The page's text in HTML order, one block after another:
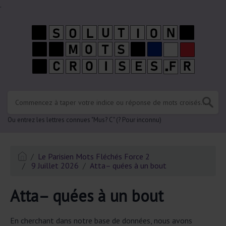
.
Ou entrez les lettres connues "Mus? C" (? Pour inconnu)
Le Parisien Mots Fléchés Force 2
9 Juillet 2026
Atta– quées à un bout
Atta– quées à un bout
En cherchant dans notre base de données, nous avons